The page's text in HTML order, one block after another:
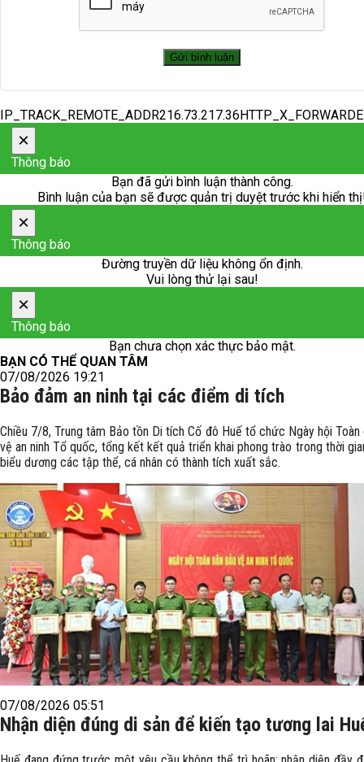
×
Thông báo
Bạn đã gửi bình luận thành công.
Bình luận của bạn sẽ được quản trị duyệt trước khi hiển
×
Thông báo
Đường truyền dữ liệu không ổn định.
Vui lòng thử lại sau!
×
Thông báo
Bạn chưa chọn xác thực bảo mật.
BẠN CÓ THỂ QUAN TÂM
07/08/2026 19:21
Bảo đảm an ninh tại các điểm di tích
Chiều 7/8, Trung tâm Bảo tồn Di tích Cố đô Huế tổ chức Ngày hội Toàn
vệ an ninh Tổ quốc, tổng kết kết quả triển khai phong trào trong thời
biểu dương các tập thể, cá nhân có thành tích xuất sắc. ​
07/08/2026 05:51
Nhận diện đúng di sản để kiến tạo tương lai